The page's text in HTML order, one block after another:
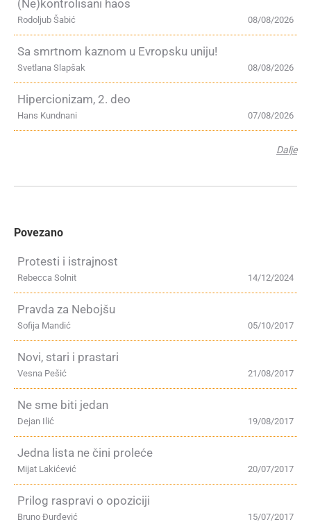
(Ne)kontrolisani haos
08/08/2026
Rodoljub Šabić
Sa smrtnom kaznom u Evropsku uniju!
08/08/2026
Svetlana Slapšak
Hipercionizam, 2. deo
07/08/2026
Hans Kundnani
Dalje
Povezano
Protesti i istrajnost
14/12/2024
Rebecca Solnit
Pravda za Nebojšu
05/10/2017
Sofija Mandić
Novi, stari i prastari
21/08/2017
Vesna Pešić
Ne sme biti jedan
19/08/2017
Dejan Ilić
Jedna lista ne čini proleće
20/07/2017
Mijat Lakićević
Prilog raspravi o opoziciji
15/07/2017
Bruno Đurđević